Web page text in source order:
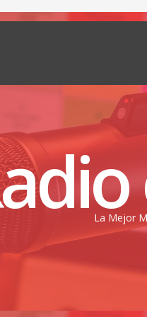
La Mejor